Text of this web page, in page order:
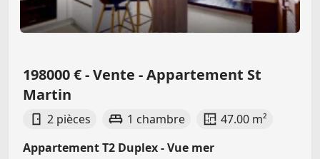
198000 € - Vente - Appartement St
Martin
2 pièces 1 chambre
47.00 m²
Appartement T2 Duplex - Vue mer